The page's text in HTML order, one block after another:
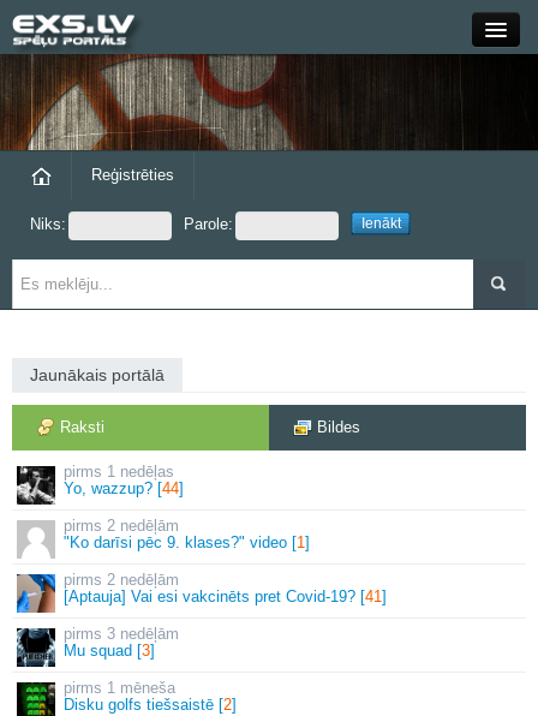
Grupas
Reģistrēties
Niks: Parole:
Jaunākais portālā
Raksti Bildes
1 nedēļas
Yo, wazzup? [44]
2 nedēļām
"Ko darīsi pēc 9. klases?" video [1]
2 nedēļām
[Aptauja] Vai esi vakcinēts pret Covid-19? [41]
3 nedēļām
Mu squad [3]
1 mēneša
Disku golfs tiešsaistē [2]